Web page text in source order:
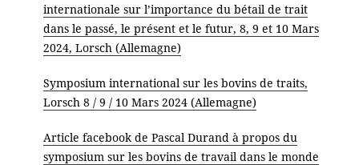
internationale sur l’importance du bétail de trait
dans le passé, le présent et le futur, 8, 9 et 10 Mars
2024, Lorsch (Allemagne)
Symposium international sur les bovins de traits,
Lorsch 8 / 9 / 10 Mars 2024 (Allemagne)
Article facebook de Pascal Durand à propos du
symposium sur les bovins de travail dans le monde